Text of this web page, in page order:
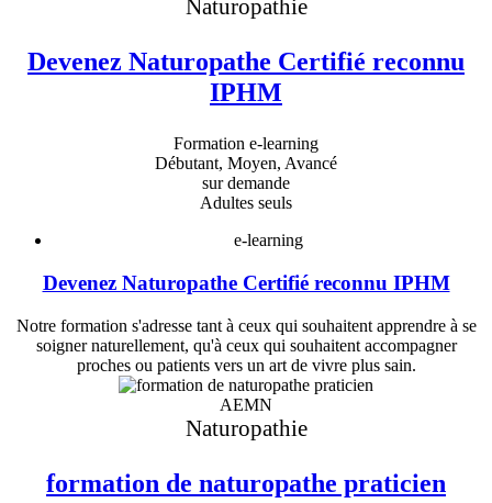
Naturopathie
Devenez Naturopathe Certifié reconnu
IPHM
Formation e-learning
Débutant, Moyen, Avancé
sur demande
Adultes seuls
e-learning
Devenez Naturopathe Certifié reconnu IPHM
Notre formation s'adresse tant à ceux qui souhaitent apprendre à se
soigner naturellement, qu'à ceux qui souhaitent accompagner
proches ou patients vers un art de vivre plus sain.
AEMN
Naturopathie
formation de naturopathe praticien